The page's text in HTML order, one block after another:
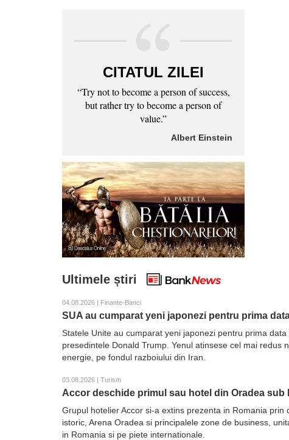
CITATUL ZILEI
“Try not to become a person of success,
but rather try to become a person of
value.”
Albert Einstein
Ultimele știri
04.08.2026 | Finante-Banci
SUA au cumparat yeni japonezi pentru prima
Statele Unite au cumparat yeni japonezi pentru prima
presedintele Donald Trump. Yenul atinsese cel mai
energie, pe fondul razboiului din Iran.
03.08.2026 | Turism
Accor deschide primul sau hotel din Oradea sub
Grupul hotelier Accor si-a extins prezenta in Romania
istoric, Arena Oradea si principalele zone de business,
in Romania si pe piete internationale.